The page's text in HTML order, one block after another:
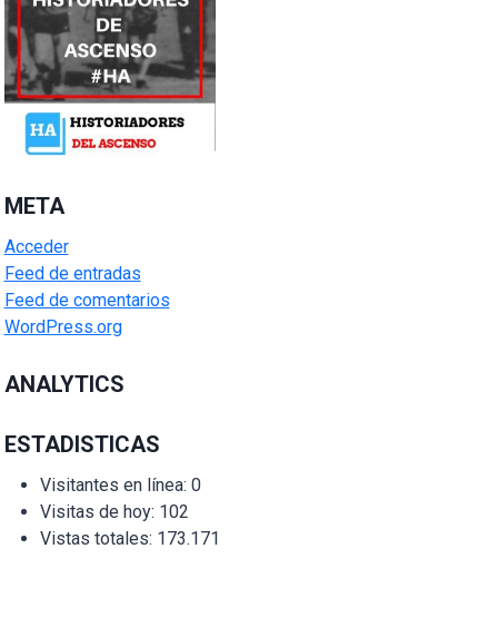
META
Acceder
Feed de entradas
Feed de comentarios
WordPress.org
ANALYTICS
ESTADISTICAS
Visitantes en línea: 0
Visitas de hoy: 102
Vistas totales: 173.171